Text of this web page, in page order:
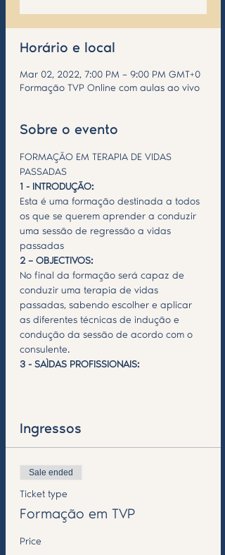
Horário e local
Mar 02, 2022, 7:00 PM – 9:00 PM GMT+0
Formação TVP Online com aulas ao vivo
Sobre o evento
FORMAÇÃO EM TERAPIA DE VIDAS
PASSADAS
1 - INTRODUÇÃO:
Esta é uma formação destinada a todos
os que se querem aprender a conduzir
uma sessão de regressão a vidas
passadas
2 – OBJECTIVOS:
No final da formação será capaz de
conduzir uma terapia de vidas
passadas, sabendo escolher e aplicar
as diferentes técnicas de indução e
condução da sessão de acordo com o
consulente.
3 - SAÌDAS PROFISSIONAIS:
Ingressos
Sale ended
Ticket type
Formação em TVP
Price